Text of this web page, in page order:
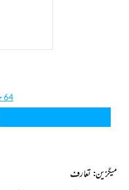
64 مزید شمارے
میگزین: تعارف